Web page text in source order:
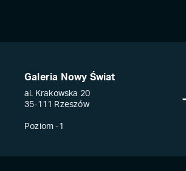
Galeria Nowy Świat
al. Krakowska 20
35-111 Rzeszów
Poziom -1